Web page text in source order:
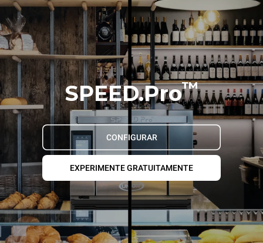
SPEED.Pro™
CONFIGURAR
EXPERIMENTE GRATUITAMENTE